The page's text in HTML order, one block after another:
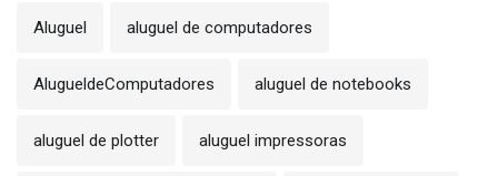
Aluguel aluguel de computadores
AlugueldeComputadores aluguel de notebooks
aluguel de plotter aluguel impressoras